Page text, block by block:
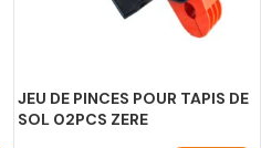
JEU DE PINCES POUR TAPIS DE
SOL 02PCS ZERE